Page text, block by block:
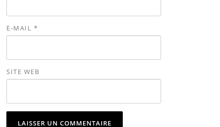
E-MAIL *
SITE WEB